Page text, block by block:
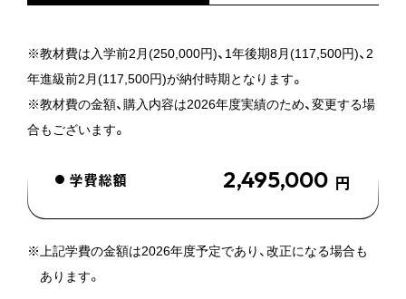
Open campus
感動CHUBI体験
NEXT 08/24 (月曜日)
※教材費は入学前2月(250,000円)、1年後期8月(117,500円)、2
年進級前2月(117,500円)が納付時期となります。
※教材費の金額、購入内容は2026年度実績のため、変更する場
合もございます。
学費総額 2,495,000 円
※上記学費の金額は2026年度予定であり、改正になる場合も
あります。